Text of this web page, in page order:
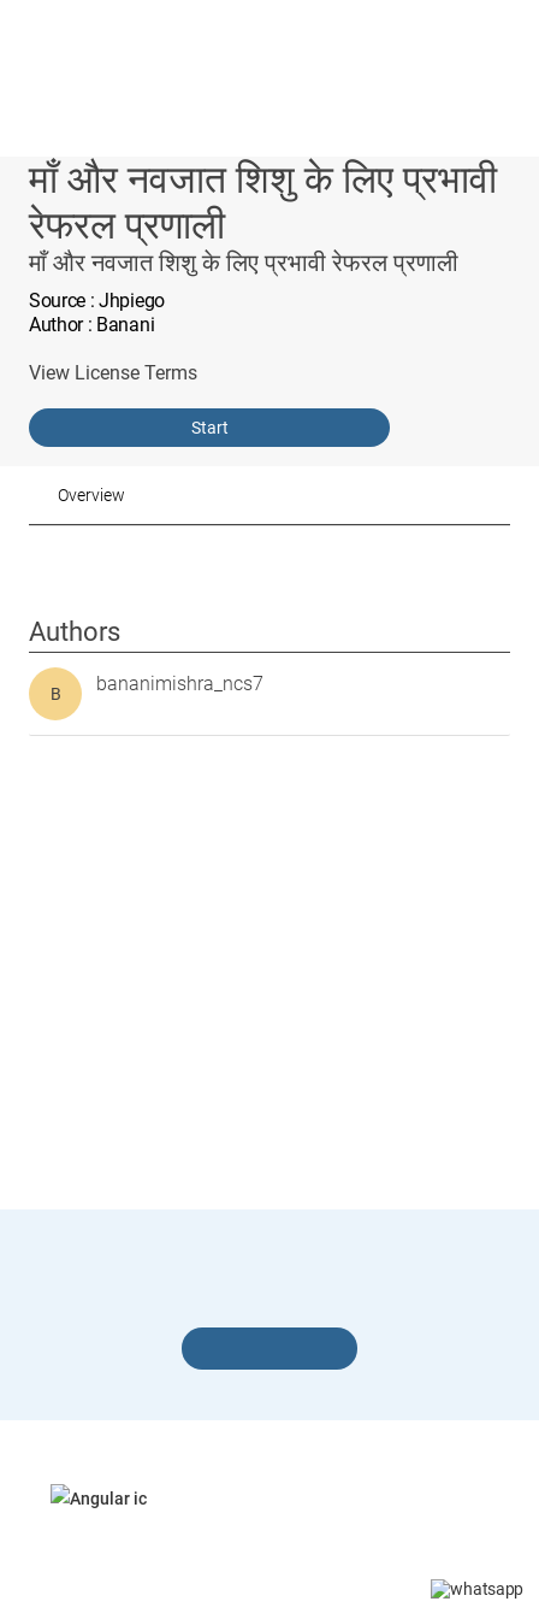
माँ और नवजात शिशु के लिए प्रभावी
रेफरल प्रणाली
माँ और नवजात शिशु के लिए प्रभावी रेफरल प्रणाली
Source : Jhpiego
Author: Banani
View License Terms
Start
Overview
Authors
B bananimishra_ncs7